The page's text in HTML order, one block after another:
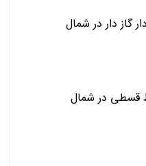
گاز دار در شمال
قسطی در شمال